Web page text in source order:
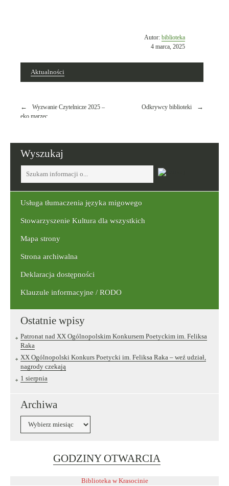
Autor:bibliotekaOpublikowano
w
4 marca, 2025
Aktualności
Nawigacja
wpisu
Wyzwanie Czytelnicze 2025 –
eko marzec
Odkrywcy biblioteki
Wyszukaj
wpisz
Usługa tłumaczenia języka migowego
Stowarzyszenie Kultura dla wszystkich
Mapa strony
Strona archiwalna
Deklaracja dostępności
Klauzule informacyjne / RODO
Ostatnie wpisy
Patronat nad XX Ogólnopolskim Konkursem Poetyckim im. Feliksa
Raka
XX Ogólnopolski Konkurs Poetycki im. Feliksa Raka – weź udział,
nagrody czekają
1 sierpnia
Archiwa
GODZINY OTWARCIA
Biblioteka w Krasocinie